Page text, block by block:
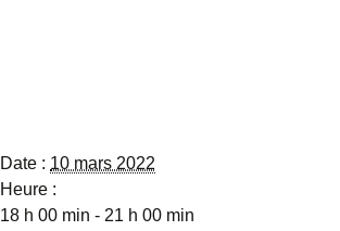
Date : 10 mars 2022
Heure :
18 h 00 min - 21 h 00 min